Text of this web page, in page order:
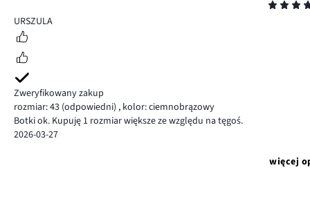
5URSZULA
Zweryfikowany zakup
rozmiar: 43 (odpowiedni) , kolor: ciemnobrązowy
Botki ok. Kupuję 1 rozmiar większe ze względu na tęgoś.
2026-03-27
więcej